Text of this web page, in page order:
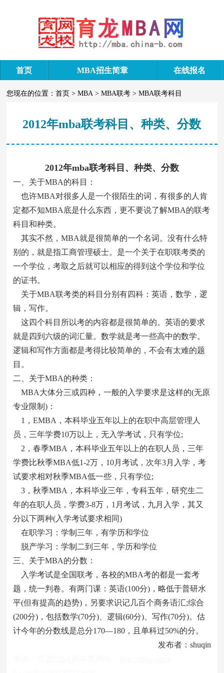
首页 MBA招生简章 在线报名
您现在的位置：首页 >MBA >MBA联考 >MBA联考科目
2012年mba联考科目、种类、分数
2012年mba联考科目、种类、分数
一、关于MBA的科目：
也许MBA对很多人是一个很陌生的词，有很多的人肯
定都不知MBA底是什么东西，更不要说了解MBA的联考
科目和种类。
其实不然，MBA就是很简单的一个名词。没有什么特
别的，就是指工商管理硕士。是一个关于在职联考类的
一个学位，考取之后就可以相应的得到这个学位和学位
的证书。
关于MBA联考类的科目分别有四科：英语，数学，逻
辑，写作。
这四个科目所以考的内容都是很简单的。英语的要求
就是四到六级的词汇量。数学就是考一些高中的数学。
逻辑和写作方面都是考得比较简单的，不会有太难的题
目。
二、关于MBA的种类：
MBA大体分三或四种，一般的入学要求是这样的(无原
专业限制)：
1，EMBA，本科毕业五年以上的在职中高层管理人
员，三年学费10万以上，无入学考试，只有学位;
2，春季MBA，本科毕业五年以上的在职人员，三年
学费比秋季MBA低1-2万，10月考试，次年3月入学，考
试要求相对秋季MBA低一些，只有学位;
3，秋季MBA，本科毕业三年，专科五年，研究生二
年的在职人员，学费3-8万，1月考试，九月入学，其又
分以下两种(入学考试要求相同)
在职学习：学制三年，有学历和学位
脱产学习：学制二到三年，学历和学位
三、关于MBA的分数：
入学考试是全国联考，各校的MBA考的都是一套考
题，统一判卷。有两门课：英语(100分)，略低于普研水
平(但有提高的趋势)，另要求识记几百个商务语汇;综合
(200分)，包括数学(70分)、逻辑(60分)、写作(70分)。估
计今年的分数线是总分170—180，且单科过50%的分。
发布者：shuqin